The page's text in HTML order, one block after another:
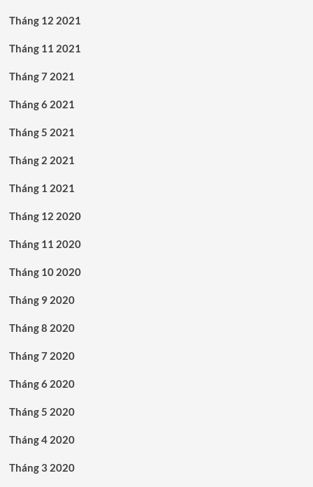
Tháng 12 2021
Tháng 11 2021
Tháng 7 2021
Tháng 6 2021
Tháng 5 2021
Tháng 2 2021
Tháng 1 2021
Tháng 12 2020
Tháng 11 2020
Tháng 10 2020
Tháng 9 2020
Tháng 8 2020
Tháng 7 2020
Tháng 6 2020
Tháng 5 2020
Tháng 4 2020
Tháng 3 2020